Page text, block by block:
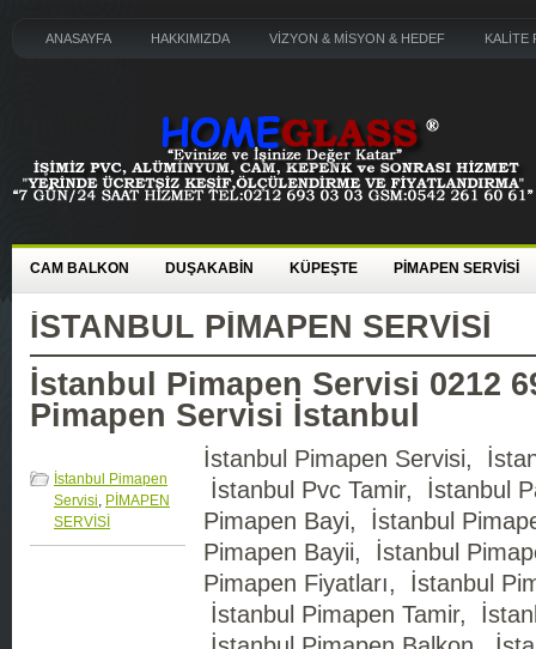
ANASAYFA HAKKIMIZDA VİZYON & MİSYON & HEDEF KALİTE
CAM BALKON DUŞAKABİN KÜPEŞTE PİMAPEN SERVİSİ
İSTANBUL PIMAPEN SERVISI
İstanbul Pimapen Servisi 0212
Pimapen Servisi İstanbul
İstanbul Pimapen
Servisi, PİMAPEN
SERVİSİ
İstanbul Pimapen Servisi,
İstanbul Pvc Tamir, İstanbul
Pimapen Bayi, İstanbul
Pimapen Bayii, İstanbul
Pimapen Fiyatları, İstanbul
İstanbul Pimapen Tamir,